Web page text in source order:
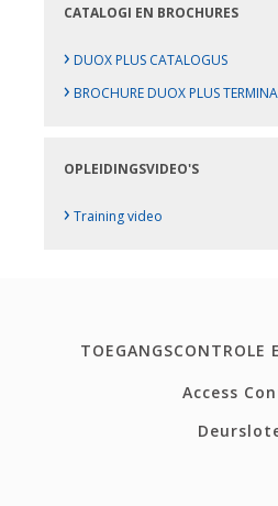
CATALOGI EN BROCHURES
› DUOX PLUS CATALOGUS
› BROCHURE DUOX PLUS
OPLEIDINGSVIDEO'S
› Training video
TOEGANGSCONTROLE
Access